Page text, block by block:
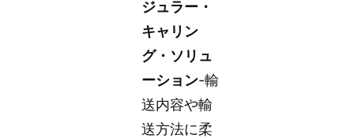
ジュラー・
キャリン
グ・ソリュ
ーション-輸
送内容や輸
送方法に柔